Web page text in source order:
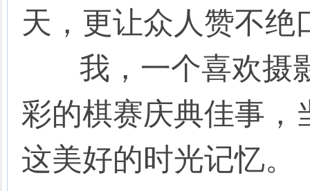
天，更让众人赞不绝
我，一个喜欢摄
彩的棋赛庆典佳事，
这美好的时光记忆。